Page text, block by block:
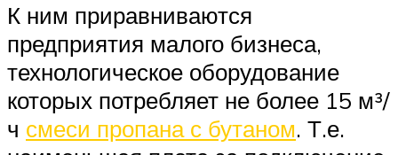
К ним приравниваются
предприятия малого бизнеса,
технологическое оборудование
которых потребляет не более 15 м³/
ч смеси пропана с бутаном. Т.е.